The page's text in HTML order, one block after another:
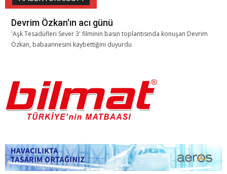
Devrim Özkan'ın acı günü
'Aşk Tesadüfleri Sever 3' filminin basın toplantısında konuşan Devrim
Özkan, babaannesini kaybettiğini duyurdu